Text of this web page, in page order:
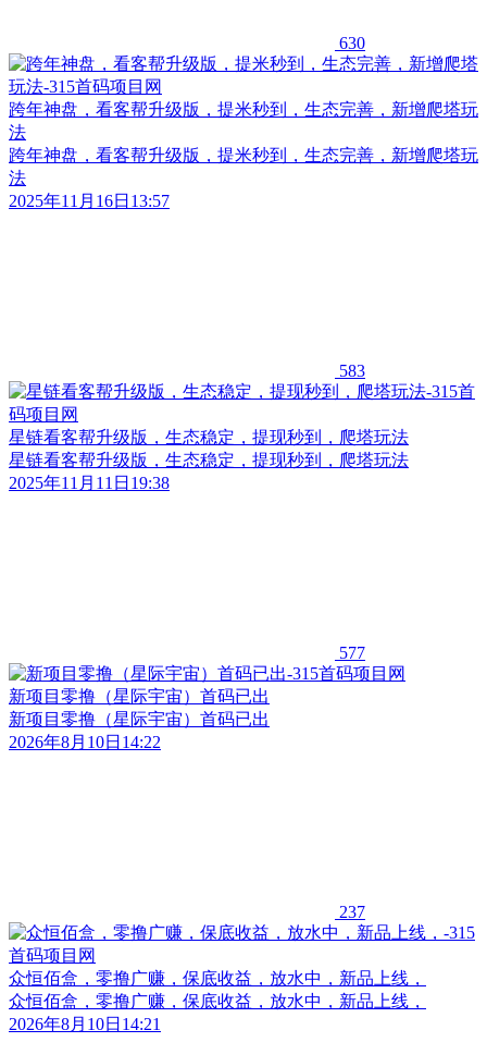
630
跨年神盘，看客帮升级版，提米秒到，生态完善，新增爬塔玩
法
跨年神盘，看客帮升级版，提米秒到，生态完善，新增爬塔玩
法
2025年11月16日13:57
583
星链看客帮升级版，生态稳定，提现秒到，爬塔玩法
星链看客帮升级版，生态稳定，提现秒到，爬塔玩法
2025年11月11日19:38
577
新项目零撸（星际宇宙）首码已出
新项目零撸（星际宇宙）首码已出
2026年8月10日14:22
237
众恒佰盒，零撸广赚，保底收益，放水中，新品上线，
众恒佰盒，零撸广赚，保底收益，放水中，新品上线，
2026年8月10日14:21